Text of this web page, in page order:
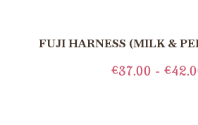
FUJI HARNESS (MILK &
€37.00 - €